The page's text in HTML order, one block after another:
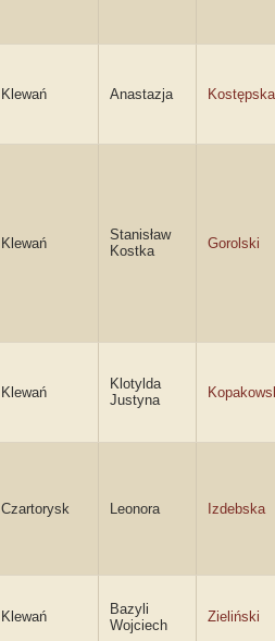
Klewań Anastazja Kostępska
Klewań
Stanisław
Kostka
Gorolski
Klewań
Klotylda
Justyna
Czartorysk Leonora Izdebska
Klewań
Bazyli
Wojciech
Zieliński